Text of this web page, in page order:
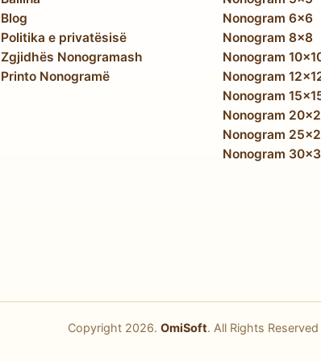
Blog
Politika e privatësisë
Zgjidhës Nonogramash
Printo Nonogramë
Nonogram 6x6
Nonogram 8x8
Nonogram
Nonogram
Nonogram
Nonogram
Nonogram
Nonogram
Copyright 2026. OmiSoft. All Rights Reserved